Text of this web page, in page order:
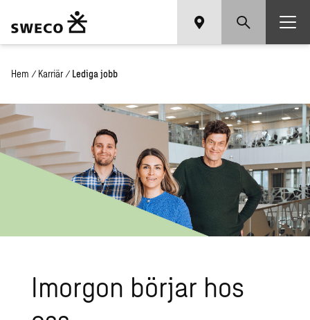
Hem / Karriär / Lediga jobb
Imor­gon bör­jar hos